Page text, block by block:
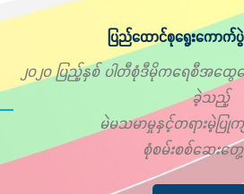
ပြည်ထောင်စုရွေးကောက်
၂၀၂၀ ပြည့်နှစ် ပါတီစုံဒီမိုကရေစီအထွေ
ခဲ့သည့်
မဲမသမာမှုနှင့်တရားမဲ့ပြုက
စုံစမ်းစစ်ဆေးတွ